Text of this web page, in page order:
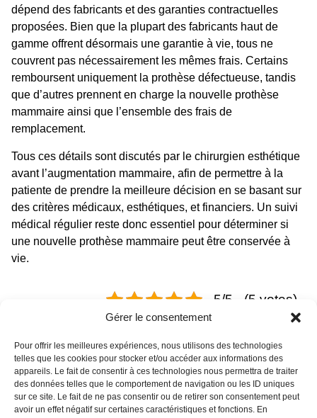
Gérer le consentement
Pour offrir les meilleures expériences, nous utilisons des technologies
telles que les cookies pour stocker et/ou accéder aux informations des
appareils. Le fait de consentir à ces technologies nous permettra de traiter
des données telles que le comportement de navigation ou les ID uniques
sur ce site. Le fait de ne pas consentir ou de retirer son consentement peut
avoir un effet négatif sur certaines caractéristiques et fonctions. En
dépend des fabricants et des garanties contractuelles
proposées. Bien que la plupart des fabricants haut de
gamme offrent désormais une garantie à vie, tous ne
couvrent pas nécessairement les mêmes frais. Certains
remboursent uniquement la prothèse défectueuse, tandis
que d’autres prennent en charge la nouvelle prothèse
mammaire ainsi que l’ensemble des frais de
remplacement.
Tous ces détails sont discutés par le chirurgien esthétique
avant l’augmentation mammaire, afin de permettre à la
patiente de prendre la meilleure décision en se basant sur
des critères médicaux, esthétiques, et financiers. Un suivi
médical régulier reste donc essentiel pour déterminer si
une nouvelle prothèse mammaire peut être conservée à
vie.
5/5 - (5 votes)
TÉMOIGNAGE PATIENT